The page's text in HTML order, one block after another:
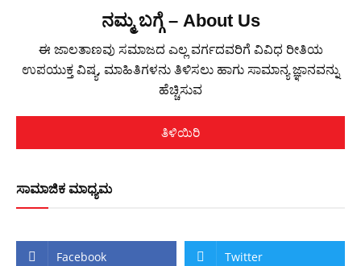
ನಮ್ಮ ಬಗ್ಗೆ – About Us
ಈ ಜಾಲತಾಣವು ಸಮಾಜದ ಎಲ್ಲ ವರ್ಗದವರಿಗೆ ವಿವಿಧ ರೀತಿಯ
ಉಪಯುಕ್ತ ವಿಷ್ಯ, ಮಾಹಿತಿಗಳನು ತಿಳಿಸಲು ಹಾಗು ಸಾಮಾನ್ಯ ಜ್ಞಾನವನ್ನು
ಹೆಚ್ಚಿಸುವ
ತಿಳಿಯಿರಿ
ಸಾಮಾಜಿಕ ಮಾಧ್ಯಮ
Facebook Twitter